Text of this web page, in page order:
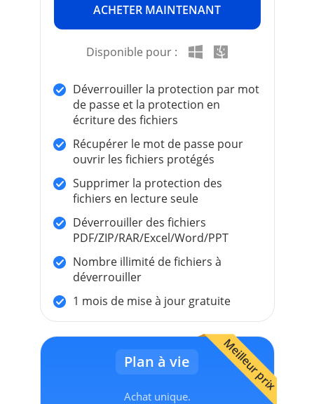
ACHETER MAINTENANT
Disponible pour :
Déverrouiller la protection par mot
de passe et la protection en
écriture des fichiers
Récupérer le mot de passe pour
ouvrir les fichiers protégés
Supprimer la protection des
fichiers en lecture seule
Déverrouiller des fichiers
PDF/ZIP/RAR/Excel/Word/PPT
Nombre illimité de fichiers à
déverrouiller
1 mois de mise à jour gratuite
Meilleur prix
Plan à vie
Achat unique.